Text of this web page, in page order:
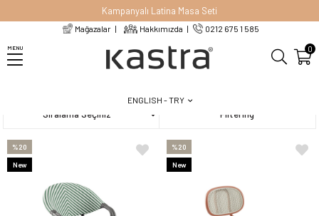
MENU
Kampanyalı Latina Masa Seti
Mağazalar Hakkımızda 0212 675 1 585
ENGLISH - TRY
0
Filtering
Sort
%20
New
%20
New